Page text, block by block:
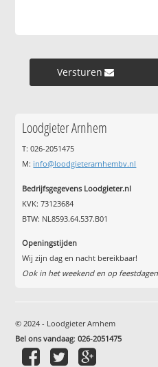
Versturen »
Loodgieter Arnhem
T: 026-2051475
M: info@loodgieterarnhembv.nl
Bedrijfsgegevens Loodgieter.nl
KVK: 73123684
BTW: NL8593.64.537.B01
Openingstijden
Wij zijn dag en nacht bereikbaar!
Ook in het weekend en op feestdagen
© 2024 - Loodgieter Arnhem
Bel ons vandaag:026-2051475